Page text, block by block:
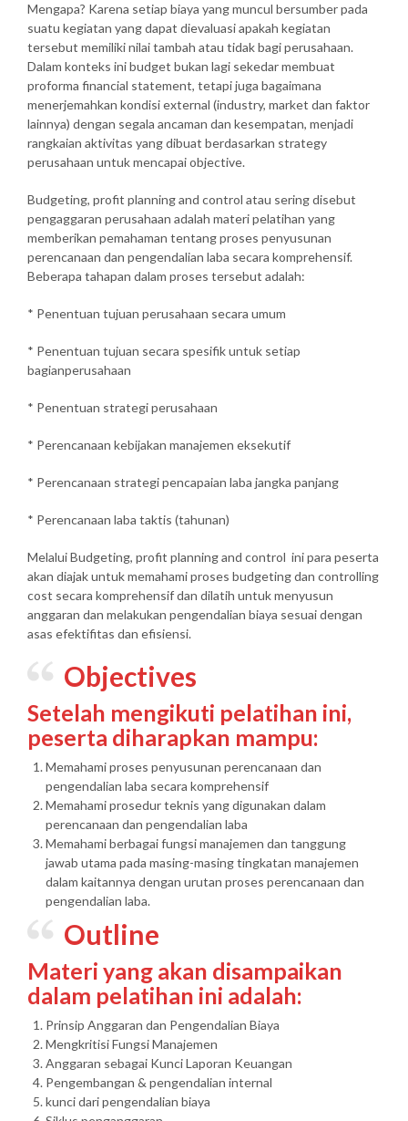
Mengapa? Karena setiap biaya yang muncul bersumber pada
suatu kegiatan yang dapat dievaluasi apakah kegiatan
tersebut memiliki nilai tambah atau tidak bagi perusahaan.
Dalam konteks ini budget bukan lagi sekedar membuat
proforma financial statement, tetapi juga bagaimana
menerjemahkan kondisi external (industry, market dan faktor
lainnya) dengan segala ancaman dan kesempatan, menjadi
rangkaian aktivitas yang dibuat berdasarkan strategy
perusahaan untuk mencapai objective.
Budgeting, profit planning and control atau sering disebut
pengaggaran perusahaan adalah materi pelatihan yang
memberikan pemahaman tentang proses penyusunan
perencanaan dan pengendalian laba secara komprehensif.
Beberapa tahapan dalam proses tersebut adalah:
* Penentuan tujuan perusahaan secara umum
* Penentuan tujuan secara spesifik untuk setiap
bagianperusahaan
* Penentuan strategi perusahaan
* Perencanaan kebijakan manajemen eksekutif
* Perencanaan strategi pencapaian laba jangka panjang
* Perencanaan laba taktis (tahunan)
Melalui Budgeting, profit planning and control ini para peserta
akan diajak untuk memahami proses budgeting dan controlling
cost secara komprehensif dan dilatih untuk menyusun
anggaran dan melakukan pengendalian biaya sesuai dengan
asas efektifitas dan efisiensi.
Objectives
Setelah mengikuti pelatihan ini,
peserta diharapkan mampu:
Memahami proses penyusunan perencanaan dan
pengendalian laba secara komprehensif
Memahami prosedur teknis yang digunakan dalam
perencanaan dan pengendalian laba
Memahami berbagai fungsi manajemen dan tanggung
jawab utama pada masing-masing tingkatan manajemen
dalam kaitannya dengan urutan proses perencanaan dan
pengendalian laba.
Outline
Materi yang akan disampaikan
dalam pelatihan ini adalah:
Prinsip Anggaran dan Pengendalian Biaya
Mengkritisi Fungsi Manajemen
Anggaran sebagai Kunci Laporan Keuangan
Pengembangan & pengendalian internal
kunci dari pengendalian biaya